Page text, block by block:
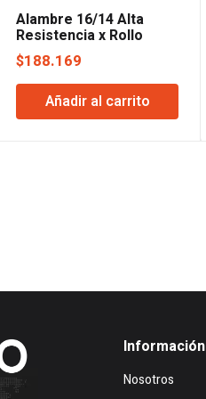
Alambre 16/14 Alta
Resistencia x Rollo
Acindar
$188.169
Añadir al carrito
Información
Nosotros